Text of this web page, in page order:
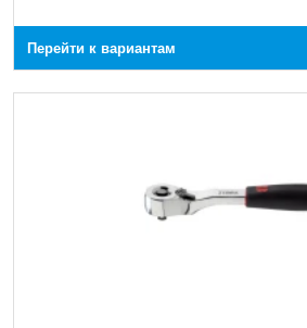
Перейти к вариантам